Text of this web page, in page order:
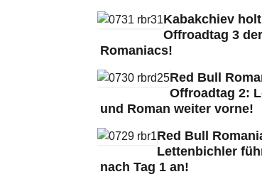
Kabakchiev
Offroadtag 3
Romaniacs!
Red Bull
Offroadtag 2:
und Roman weiter vorne!
Red Bull
Lettenbichler
nach Tag 1 an!